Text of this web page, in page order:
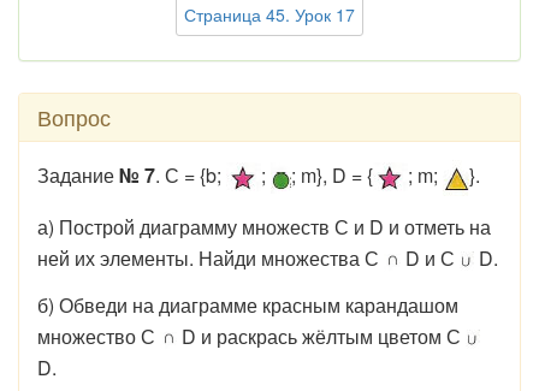
Страница 45. Урок 17
Вопрос
Задание№ 7. С = {b; ; ; m}, D = { ; m;
}.
а) Построй диаграмму множеств С и D и отметь на
ней их элементы. Найди множества С
D и С
D.
б) Обведи на диаграмме красным карандашом
множество С
D и раскрась жёлтым цветом С
D.